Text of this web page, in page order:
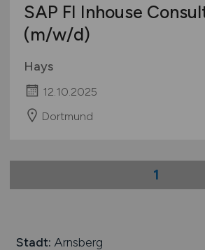
SAP FI Inhouse
(m/w/d)
Hays
12.10.2025
Dortmund
1
Stadt: Arnsberg